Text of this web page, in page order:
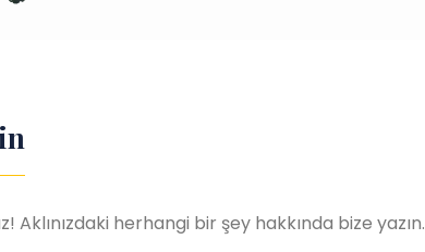
herhangi bir şey hakkında bize yazın.